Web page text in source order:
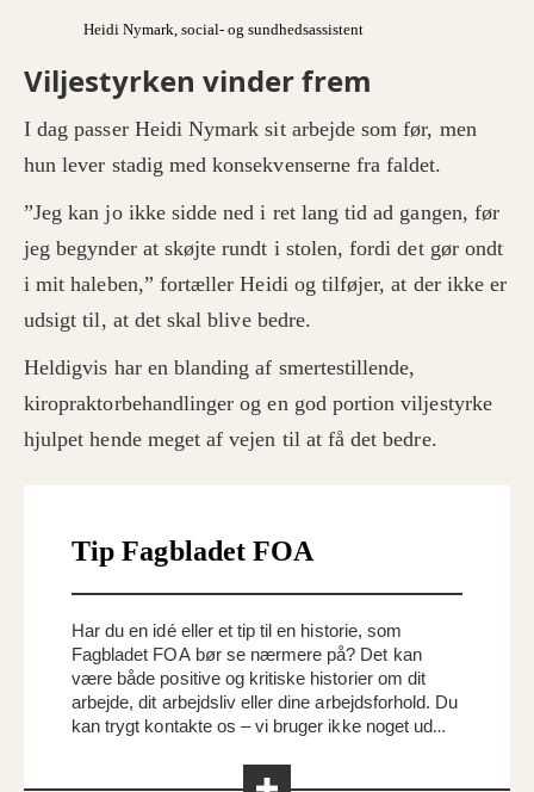
Heidi Nymark, social- og sundhedsassistent
Viljestyrken vinder frem
I dag passer Heidi Nymark sit arbejde som før, men
hun lever stadig med konsekvenserne fra faldet.
”Jeg kan jo ikke sidde ned i ret lang tid ad gangen, før
jeg begynder at skøjte rundt i stolen, fordi det gør ondt
i mit haleben,” fortæller Heidi og tilføjer, at der ikke er
udsigt til, at det skal blive bedre.
Heldigvis har en blanding af smertestillende,
kiropraktorbehandlinger og en god portion viljestyrke
hjulpet hende meget af vejen til at få det bedre.
Tip Fagbladet FOA
Har du en idé eller et tip til en historie, som
Fagbladet FOA bør se nærmere på? Det kan
være både positive og kritiske historier om dit
arbejde, dit arbejdsliv eller dine arbejdsforhold. Du
kan trygt kontakte os – vi bruger ikke noget uden